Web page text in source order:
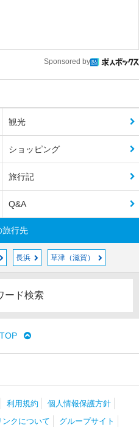
Sponsored by
観光
ショッピング
旅行記
Q&A
旅行先
長浜 草津（滋賀）
ード検索
利用規約
個人情報保護方針
ンクについて グループサイト